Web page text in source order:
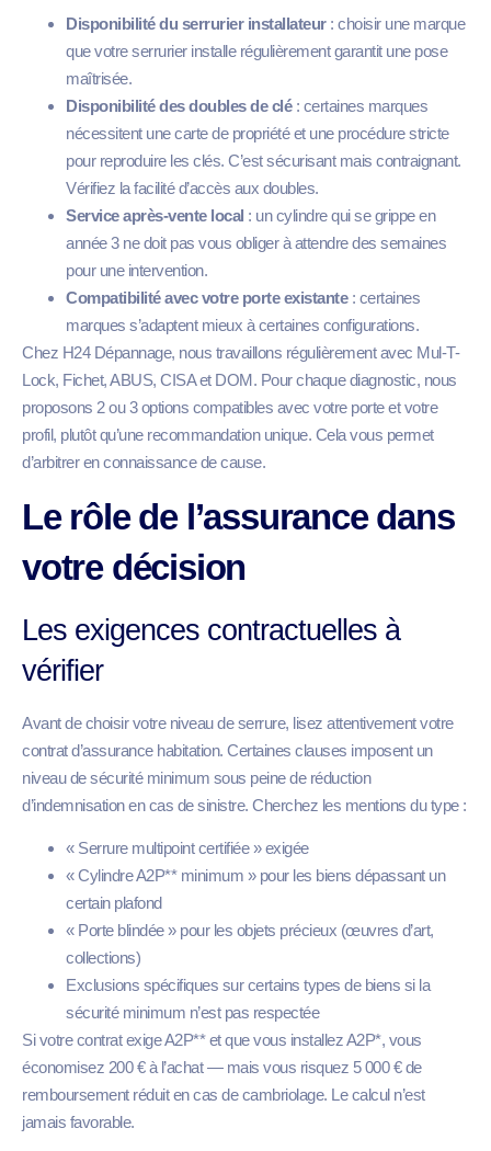
Disponibilité du serrurier installateur: choisir une marque
que votre serrurier installe régulièrement garantit une pose
maîtrisée.
Disponibilité des doubles de clé: certaines marques
nécessitent une carte de propriété et une procédure stricte
pour reproduire les clés. C’est sécurisant mais contraignant.
Vérifiez la facilité d’accès aux doubles.
Service après-vente local : un cylindre qui se grippe en
année 3 ne doit pas vous obliger à attendre des semaines
pour une intervention.
Compatibilité avec votre porte existante: certaines
marques s’adaptent mieux à certaines configurations.
Chez H24 Dépannage, nous travaillons régulièrement avec Mul-T-
Lock, Fichet, ABUS, CISA et DOM. Pour chaque diagnostic, nous
proposons 2 ou 3 options compatibles avec votre porte et votre
profil, plutôt qu’une recommandation unique. Cela vous permet
d’arbitrer en connaissance de cause.
Le rôle de l’assurance dans
votre décision
Les exigences contractuelles à
vérifier
Avant de choisir votre niveau de serrure, lisez attentivement votre
contrat d’assurance habitation. Certaines clauses imposent un
niveau de sécurité minimum sous peine de réduction
d’indemnisation en cas de sinistre. Cherchez les mentions du type :
« Serrure multipoint certifiée » exigée
« Cylindre A2P** minimum » pour les biens dépassant un
certain plafond
« Porte blindée » pour les objets précieux (œuvres d’art,
collections)
Exclusions spécifiques sur certains types de biens si la
sécurité minimum n’est pas respectée
Si votre contrat exige A2P** et que vous installez A2P*, vous
économisez 200 € à l’achat — mais vous risquez 5 000 € de
remboursement réduit en cas de cambriolage. Le calcul n’est
jamais favorable.